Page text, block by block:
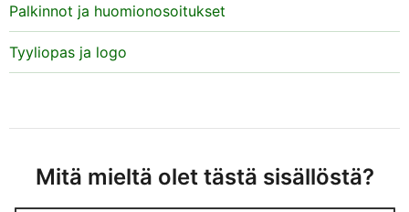
Palkinnot ja huomionosoitukset
Tyyliopas ja logo
Mitä mieltä olet tästä sisällöstä?